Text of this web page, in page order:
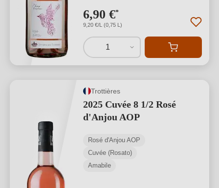
6,90 €*
9,20 €/L (0,75 L)
1
Trottières
2025 Cuvée 8 1/2 Rosé
d'Anjou AOP
Rosé d'Anjou AOP
Cuvée (Rosato)
Amabile